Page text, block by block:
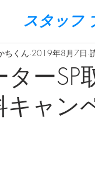
スタッフ
ター
キャン
ちくん 2019年8月7日